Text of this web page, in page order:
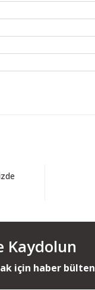
Kaydolun
için haber